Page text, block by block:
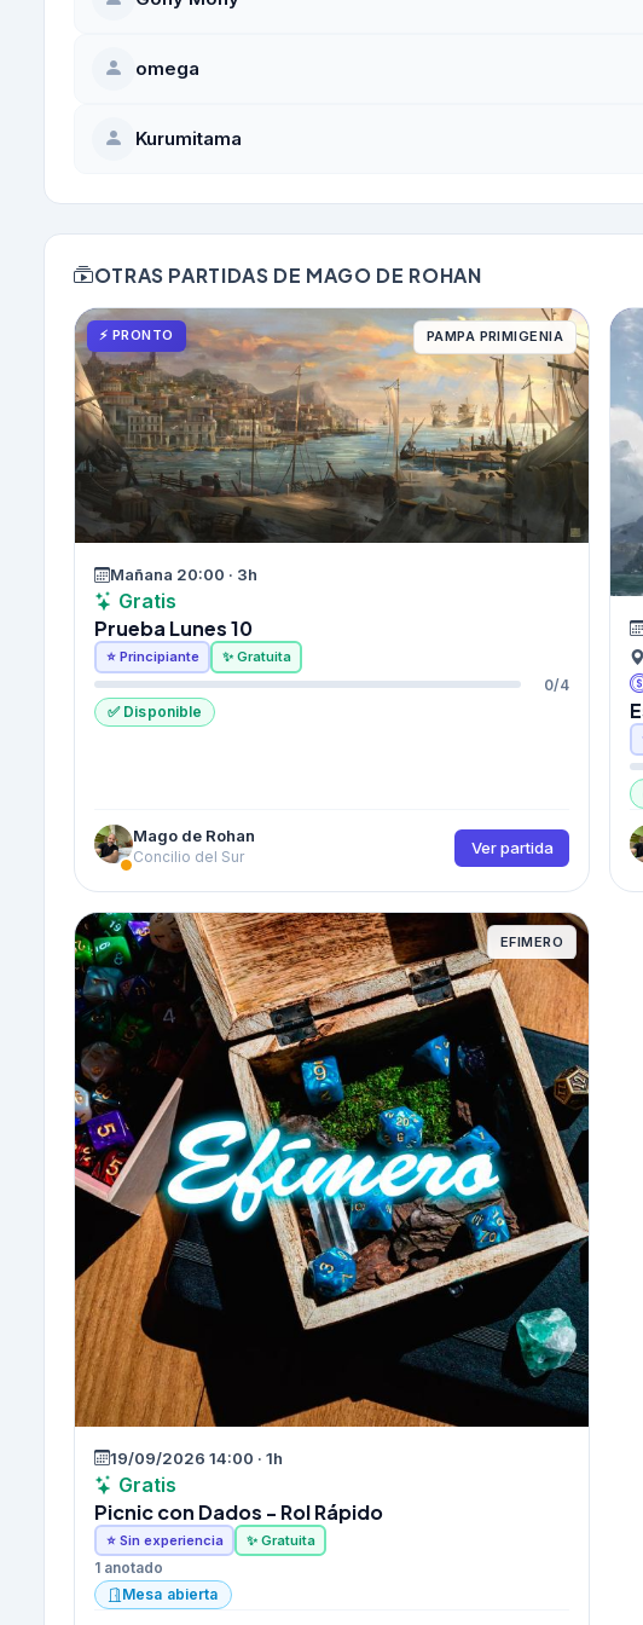
omega
Kurumitama
OTRAS PARTIDAS DE MAGO DE ROHAN
⚡ PRONTO PAMPA PRIMIGENIA
Mañana 20:00 · 3h
Gratis
Prueba Lunes 10
⭐ Principiante ✨ Gratuita
0/4
✅ Disponible
Mago de Rohan
Concilio del Sur Ver partida
EFIMERO
19/09/2026 14:00 · 1h
Gratis
Picnic con Dados - Rol Rápido
⭐ Sin experiencia ✨ Gratuita
1 anotado
Mesa abierta